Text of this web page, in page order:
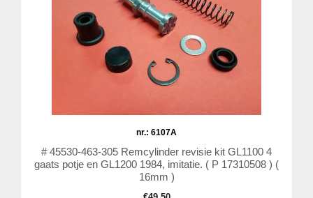
nr.: 6107A
# 45530-463-305 Remcylinder revisie kit GL1100 4
gaats potje en GL1200 1984, imitatie. ( P 17310508 ) (
16mm )